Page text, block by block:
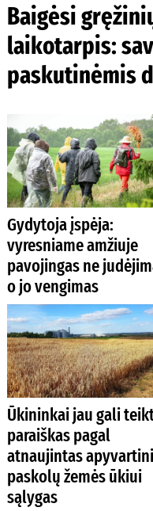
Baigėsi
laikotarpis:
paskutinėmis
Gydytoja įspėja:
vyresniame amžiuje
pavojingas ne
o jo vengimas
Ūkininkai jau gali
paraiškas pagal
atnaujintas
paskolų žemės ūkiui
sąlygas